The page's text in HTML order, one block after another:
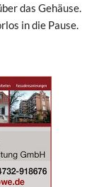
das Gehäuse.
in die Pause.